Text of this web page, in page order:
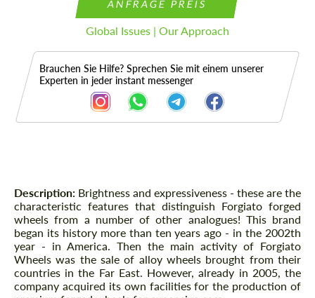
ANFRAGE PREIS
Global Issues | Our Approach
Brauchen Sie Hilfe? Sprechen Sie mit einem unserer
Experten in jeder instant messenger
Beschreibung
Description: Brightness and expressiveness - these are the
characteristic features that distinguish Forgiato forged
wheels from a number of other analogues! This brand
began its history more than ten years ago - in the 2002th
year - in America. Then the main activity of Forgiato
Wheels was the sale of alloy wheels brought from their
countries in the Far East. However, already in 2005, the
company acquired its own facilities for the production of